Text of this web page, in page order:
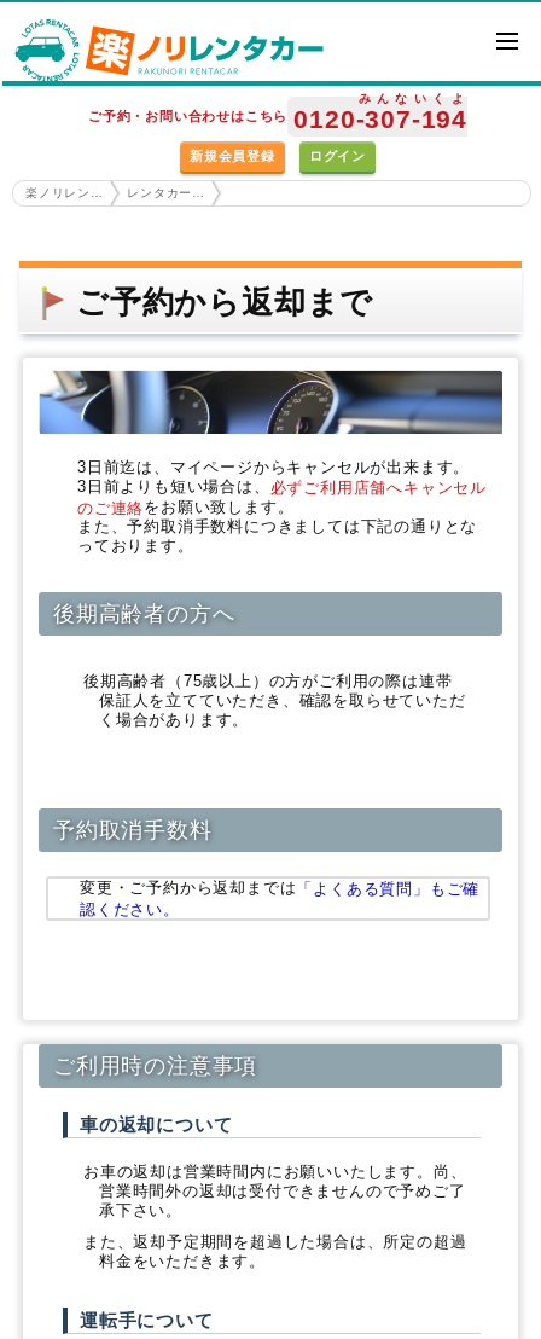
ご予約・お問い合わせはこちら 0120-307
みんな
-194
いくよ
新規会員登録 ログイン
楽ノリレンタカー ホーム レンタカーの使い方
ご予約から返却まで
3日前迄は、マイページからキャンセルが出来ます。
3日前よりも短い場合は、 必ずご利用店舗へキャンセル
のご連絡をお願い致します。
また、予約取消手数料につきましては下記の通りとな
っております。
後期高齢者の方へ
後期高齢者（75歳以上）の方がご利用の際は連帯
保証人を立てていただき、確認を取らせていただ
く場合があります。
予約取消手数料
変更・ご予約から返却までは 「よくある質問」もご確
認ください。
ご利用時の注意事項
車の返却について
お車の返却は営業時間内にお願いいたします。尚、
営業時間外の返却は受付できませんので予めご了
承下さい。
また、返却予定期間を超過した場合は、所定の超過
料金をいただきます。
運転手について